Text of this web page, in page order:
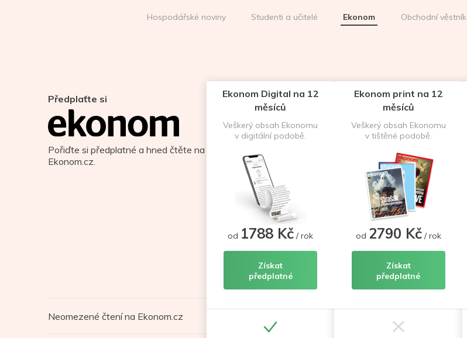
Hospodářské noviny Studenti a učitelé Ekonom Obchodní věstník
Předplaťte si
Pořiďte si předplatné a hned čtěte na
Ekonom.cz.
Neomezené čtení na Ekonom.cz
Ekonom Digital na 12
měsíců
Veškerý obsah Ekonomu
v digitální podobě.
od 1788 Kč / rok
Získat
předplatné
Ekonom print na 12
měsíců
Veškerý obsah Ekonomu
v tištěné podobě.
od 2790 Kč/ rok
Získat
předplatné